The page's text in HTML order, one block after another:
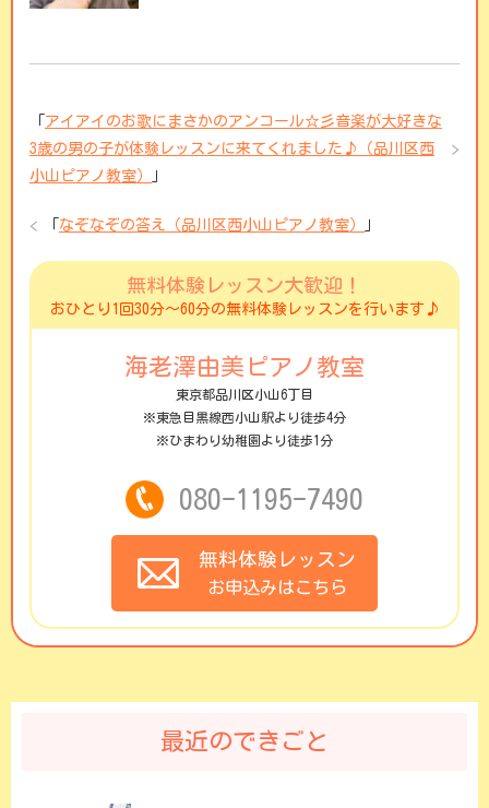
アイアイのお歌にまさかのアンコール☆彡音楽が大好きな
3歳の男の子が体験レッスンに来てくれました♪（品川区西
小山ピアノ教室）
なぞなぞの答え（品川区西小山ピアノ教室）
無料体験レッスン大歓迎！
おひとり1回30分〜60分の無料体験レッスンを行います♪
海老澤由美ピアノ教室
東京都品川区小山6丁目
※東急目黒線西小山駅より徒歩4分
※ひまわり幼稚園より徒歩1分
080-1195-7490
無料体験レッスン
お申込みはこちら
最近のできごと